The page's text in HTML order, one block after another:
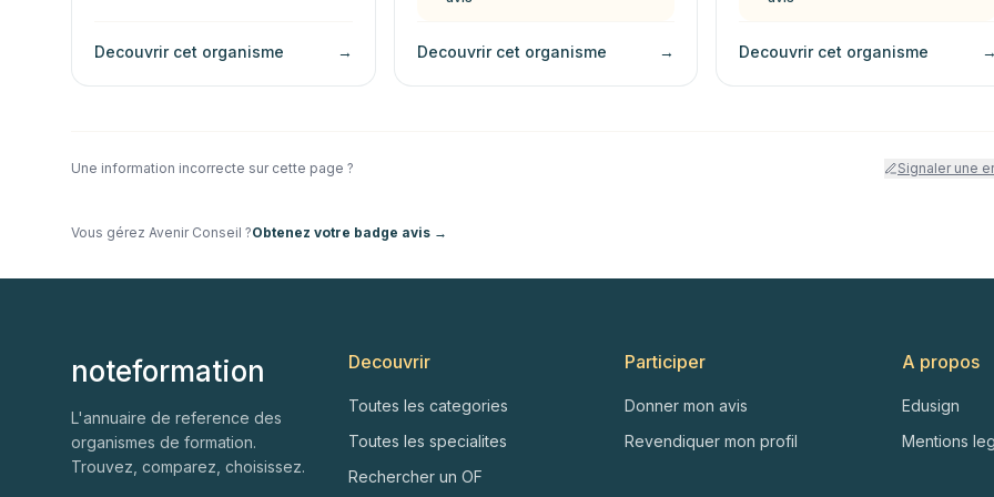
Decouvrir cet organisme → Decouvrir cet organisme → Decouvrir cet organisme →
Une information incorrecte sur cette page ? Signaler une
Vous gérez Avenir Conseil ?Obtenez votre badge avis →
noteformation
L'annuaire de reference des
organismes de formation.
Trouvez, comparez, choisissez.
Decouvrir
Toutes les categories
Toutes les specialites
Rechercher un OF
Participer
Donner mon avis
Revendiquer mon profil
A propos
Edusign
Mentions